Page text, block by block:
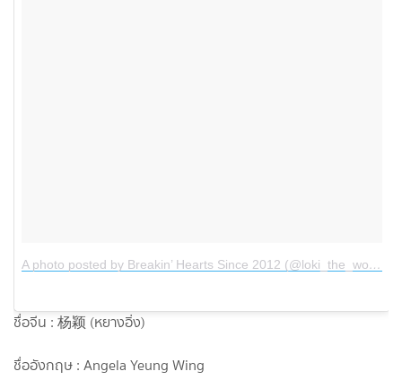
A photo posted by Breakin’ Hearts Since 2012 (@loki_the_wolfdog)
ชื่อจีน : 杨颖 (หยางอิ่ง)
ชื่ออังกฤษ : Angela Yeung Wing